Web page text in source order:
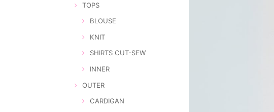
TOPS
BLOUSE
KNIT
SHIRTS CUT-SEW
INNER
OUTER
CARDIGAN